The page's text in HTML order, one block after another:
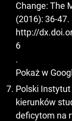
Change: The
(2016): 36-47.
http://
6
.
Pokaż w
Polski
kierunków
deficytom na